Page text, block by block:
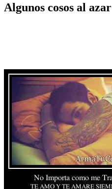
Algunos cosos al azar